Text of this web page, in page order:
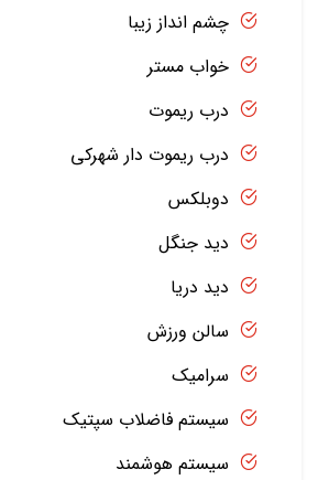
چشم انداز زیبا
خواب مستر
درب ریموت
درب ریموت دار شهرکی
دوبلکس
دید جنگل
دید دریا
سالن ورزش
سرامیک
سیستم فاضلاب سپتیک
سیستم هوشمند